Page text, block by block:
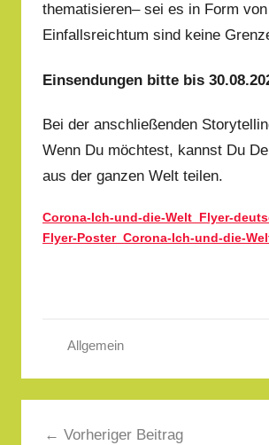
thematisieren– sei es in Form
Einfallsreichtum sind keine
Einsendungen bitte bis
Bei der anschließenden
Wenn Du möchtest, kannst Du
aus der ganzen Welt teilen.
Corona-Ich-und-die-Welt_Flyer-
Flyer-Poster_Corona-Ich-und-die-
Allgemein
Vorheriger Beitrag